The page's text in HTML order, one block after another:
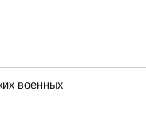
военных